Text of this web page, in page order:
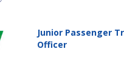
Junior Passenger
Officer